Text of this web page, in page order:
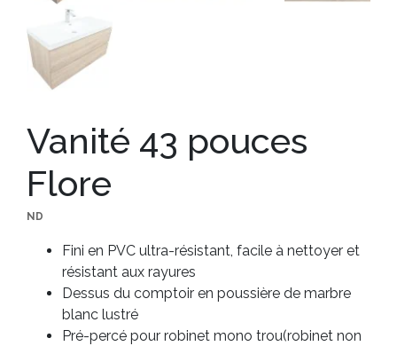
Vanité 43 pouces
Flore
ND
Fini en PVC ultra-résistant, facile à nettoyer et
résistant aux rayures
Dessus du comptoir en poussière de marbre
blanc lustré
Pré-percé pour robinet mono trou(robinet non